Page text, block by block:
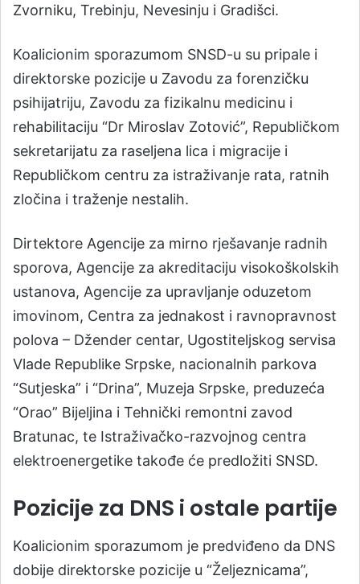
Zvorniku, Trebinju, Nevesinju i Gradišci.
Koalicionim sporazumom SNSD-u su pripale i
direktorske pozicije u Zavodu za forenzičku
psihijatriju, Zavodu za fizikalnu medicinu i
rehabilitaciju “Dr Miroslav Zotović”, Republičkom
sekretarijatu za raseljena lica i migracije i
Republičkom centru za istraživanje rata, ratnih
zločina i traženje nestalih.
Dirtektore Agencije za mirno rješavanje radnih
sporova, Agencije za akreditaciju visokoškolskih
ustanova, Agencije za upravljanje oduzetom
imovinom, Centra za jednakost i ravnopravnost
polova – Džender centar, Ugostiteljskog servisa
Vlade Republike Srpske, nacionalnih parkova
“Sutjeska” i “Drina”, Muzeja Srpske, preduzeća
“Orao” Bijeljina i Tehnički remontni zavod
Bratunac, te Istraživačko-razvojnog centra
elektroenergetike takođe će predložiti SNSD.
Pozicije za DNS i ostale partije
Koalicionim sporazumom je predviđeno da DNS
dobije direktorske pozicije u “Željeznicama”,